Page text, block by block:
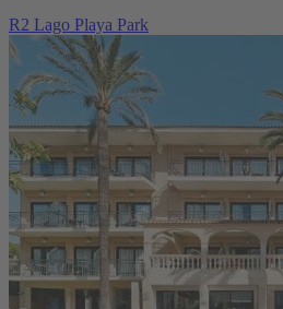
R2 Lago Playa Park